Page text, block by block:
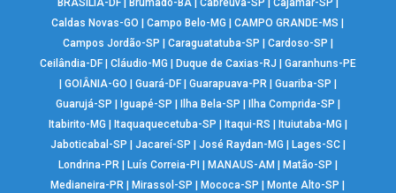
BRASÍLIA-DF| Brumado-BA| Cabreúva-SP Cajamar-SP
Caldas Novas-GO
|Campo Belo-MG |CAMPO GRANDE-MS
Campos Jordão-SP
Caraguatatuba-SP Cardoso-SP
Ceilândia-DF| Cláudio-MG Duque de Caxias-RJ
Garanhuns-PE
GOIÂNIA-GO Guará-DF| Guarapuava-PR| Guariba-SP
Guarujá-SP
Iguapé-SP Ilha Bela-SP Ilha Comprida-SP
Itabirito-MG
Itaquaquecetuba-SP Itaqui-RS Ituiutaba-MG
Jaboticabal-SP
Jacareí-SP José Raydan-MG Lages-SC|
Londrina-PR| Luís Correia-PI MANAUS-AM Matão-SP
Medianeira-PR
Mirassol-SP Mococa-SP Monte Alto-SP